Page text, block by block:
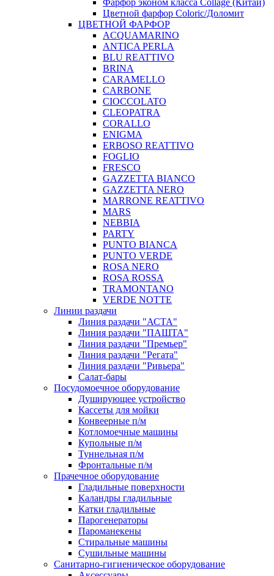
Фарфор эконом класса Collage (Китай)
Цветной фарфор Coloric/Доломит
ЦВЕТНОЙ ФАРФОР
ACQUAMARINO
ANTICA PERLA
BLU REATTIVO
BRINA
CARAMELLO
CARBONE
CIOCCOLATO
CLEOPATRA
CORALLO
ENIGMA
ERBOSO REATTIVO
FOGLIO
FRESCO
GAZZETTA BIANCO
GAZZETTA NERO
MARRONE REATTIVO
MARS
NEBBIA
PARTY
PUNTO BIANCA
PUNTO VERDE
ROSA NERO
ROSA ROSSA
TRAMONTANO
VERDE NOTTE
Линии раздачи
Линия раздачи "АСТА"
Линия раздачи "ПАШТА"
Линия раздачи "Премьер"
Линия раздачи "Регата"
Линия раздачи "Ривьера"
Салат-бары
Посудомоечное оборудование
Душирующее устройство
Кассеты для мойки
Конвеерные п/м
Котломоечные машины
Купольные п/м
Туннельная п/м
Фронтальные п/м
Прачечное оборудование
Гладильные поверхности
Каландры гладильные
Катки гладильные
Парогенераторы
Пароманекены
Стиральные машины
Сушильные машины
Санитарно-гигиеническое оборудование